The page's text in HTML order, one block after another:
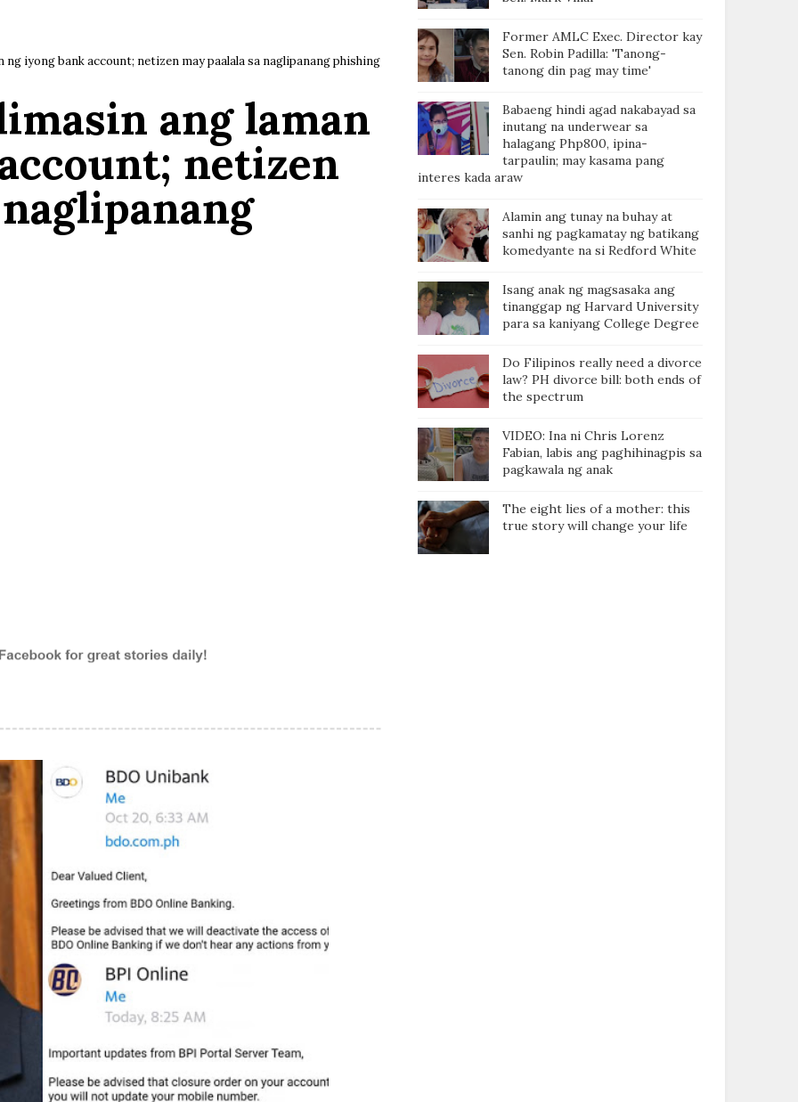
ng iyong bank account; netizen may paalala sa naglipanang phishing
ang laman
netizen
Former AMLC Exec. Director kay
Sen. Robin Padilla: 'Tanong-
tanong din pag may time'
Babaeng hindi agad nakabayad sa
inutang na underwear sa
halagang Php800, ipina-
tarpaulin; may kasama pang
interes kada araw
Alamin ang tunay na buhay at
sanhi ng pagkamatay ng batikang
komedyante na si Redford White
Isang anak ng magsasaka ang
tinanggap ng Harvard University
para sa kaniyang College Degree
Do Filipinos really need a divorce
law? PH divorce bill: both ends of
the spectrum
VIDEO: Ina ni Chris Lorenz
Fabian, labis ang paghihinagpis sa
pagkawala ng anak
The eight lies of a mother: this
true story will change your life